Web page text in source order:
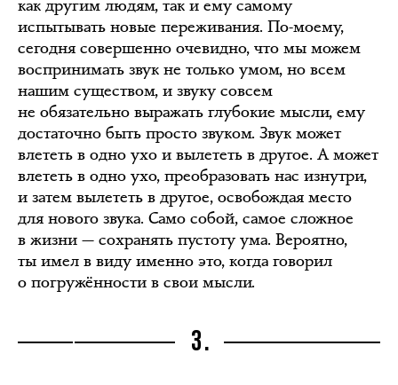
как другим людям, так и ему самому
испытывать новые переживания. По-моему,
сегодня совершенно очевидно, что мы можем
воспринимать звук не только умом, но всем
нашим существом, и звуку совсем
не обязательно выражать глубокие мысли, ему
достаточно быть просто звуком. Звук может
влететь в одно ухо и вылететь в другое. А может
влететь в одно ухо, преобразовать нас изнутри,
и затем вылететь в другое, освобождая место
для нового звука. Само собой, самое сложное
в жизни — сохранять пустоту ума. Вероятно,
ты имел в виду именно это, когда говорил
о погружённости в свои мысли.
3.